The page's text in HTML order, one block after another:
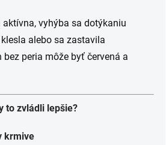
aktívna, vyhýba sa dotýkaniu
alebo sa zastavila
bez peria môže byť červená a
to zvládli lepšie?
krmive